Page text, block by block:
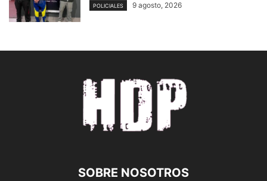
POLICIALES 9 agosto, 2026
SOBRE NOSOTROS